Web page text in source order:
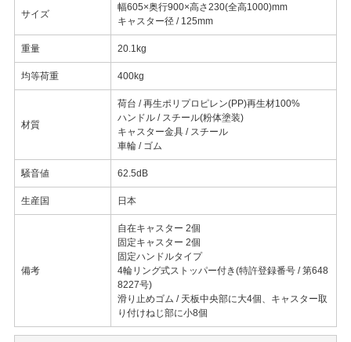
サイズ
幅605×奥行900×高さ230(全高1000)mm
キャスター径 / 125mm
重量 20.1kg
均等荷重 400kg
材質
荷台 / 再生ポリプロピレン(PP)再生材100%
ハンドル / スチール(粉体塗装)
キャスター金具 / スチール
車輪 / ゴム
騒音値 62.5dB
生産国 日本
備考
自在キャスター 2個
固定キャスター 2個
固定ハンドルタイプ
4輪リング式ストッパー付き(特許登録番号 / 第648
8227号)
滑り止めゴム / 天板中央部に大4個、キャスター取
り付けねじ部に小8個